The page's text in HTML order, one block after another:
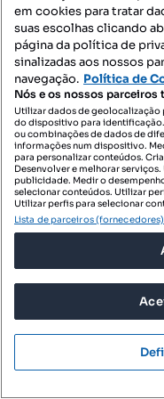
Tipologia
T3
Preço por metro
195.94 m²
Andar
Riomagic lda
Profissional
em cookies para tratar
suas escolhas clicando
página da política de
sinalizadas aos nossos
navegação. Política de
Nós e os nossos parceiros
Utilizar dados de geolocalização
do dispositivo para
ou combinações de dados de
informações num dispositivo.
para personalizar conteúdos.
Desenvolver e melhorar
publicidade. Medir o
selecionar conteúdos. Utilizar
Utilizar perfis para selecionar
Lista de parceiros (fornecedores)